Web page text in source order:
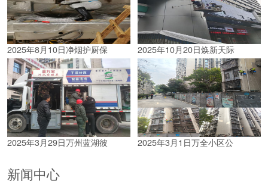
2025年8月10日净烟护厨保 2025年10月20日焕新天际
2025年3月29日万州蓝湖彼 2025年3月1日万全小区公
新闻中心